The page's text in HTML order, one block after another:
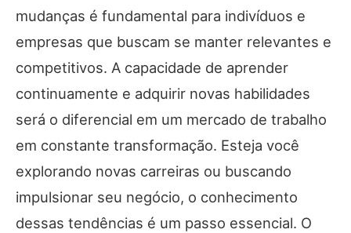
mudanças é fundamental para indivíduos e
empresas que buscam se manter relevantes e
competitivos. A capacidade de aprender
continuamente e adquirir novas habilidades
será o diferencial em um mercado de trabalho
em constante transformação. Esteja você
explorando novas carreiras ou buscando
impulsionar seu negócio, o conhecimento
dessas tendências é um passo essencial. O